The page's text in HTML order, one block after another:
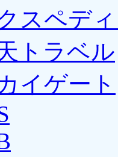
スペデ
トラベル
イゲート